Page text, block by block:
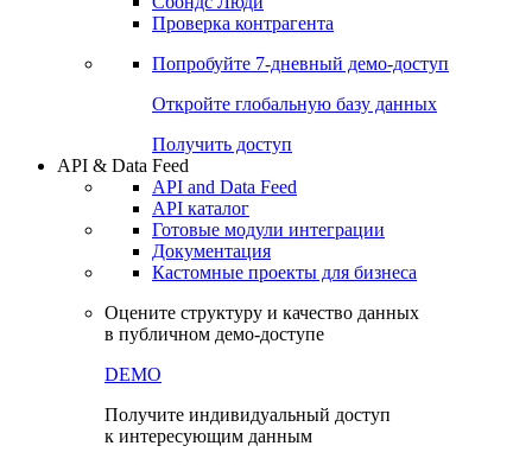
Проверка контрагента
Попробуйте 7-дневный демо-доступ
Откройте глобальную базу данных
Получить доступ
API & Data Feed
API and Data Feed
API каталог
Готовые модули интеграции
Документация
Кастомные проекты для бизнеса
Оцените структуру и качество данных
в публичном демо-доступе
DEMO
Получите индивидуальный доступ
к интересующим данным